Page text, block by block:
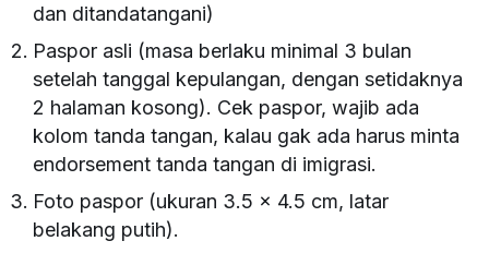
dan ditandatangani)
Paspor asli (masa berlaku minimal 3 bulan
setelah tanggal kepulangan, dengan setidaknya
2 halaman kosong). Cek paspor, wajib ada
kolom tanda tangan, kalau gak ada harus minta
endorsement tanda tangan di imigrasi.
Foto paspor (ukuran 3.5 x 4.5 cm, latar
belakang putih).